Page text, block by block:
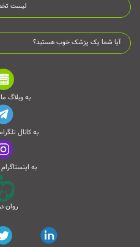
لیست
آیا شما یک پزشک خوب هستید؟
به وبلاگ
به کانال
به
روان